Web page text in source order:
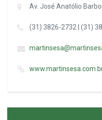
Av. José Anatólio
(31) 3826-2732 | (31)